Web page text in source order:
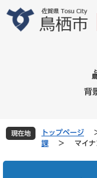
文
背
現在地 トップページ
課
> マイ